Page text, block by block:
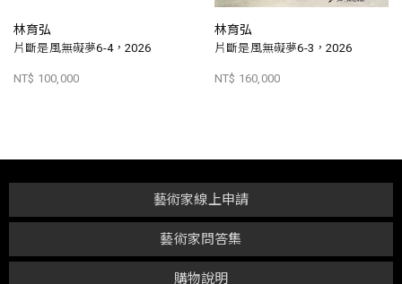
林育弘
片斷是風無礙夢6-4，2026
NT$ 100,000
林育弘
片斷是風無礙夢6-3，2026
NT$ 160,000
購物說明
藝術家問答集
藝術家線上申請